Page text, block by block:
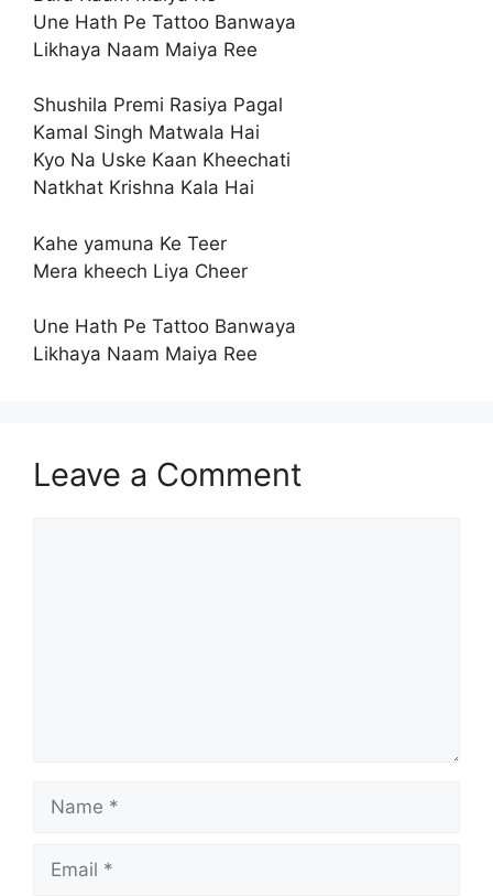
Une Hath Pe Tattoo Banwaya
Likhaya Naam Maiya Ree
Shushila Premi Rasiya Pagal
Kamal Singh Matwala Hai
Kyo Na Uske Kaan Kheechati
Natkhat Krishna Kala Hai
Kahe yamuna Ke Teer
Mera kheech Liya Cheer
Une Hath Pe Tattoo Banwaya
Likhaya Naam Maiya Ree
Leave a Comment
Name
Email